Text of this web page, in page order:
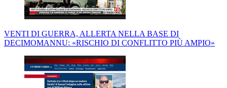
VENTI DI GUERRA, ALLERTA NELLA BASE DI
DECIMOMANNU: «RISCHIO DI CONFLITTO PIÙ AMPIO»